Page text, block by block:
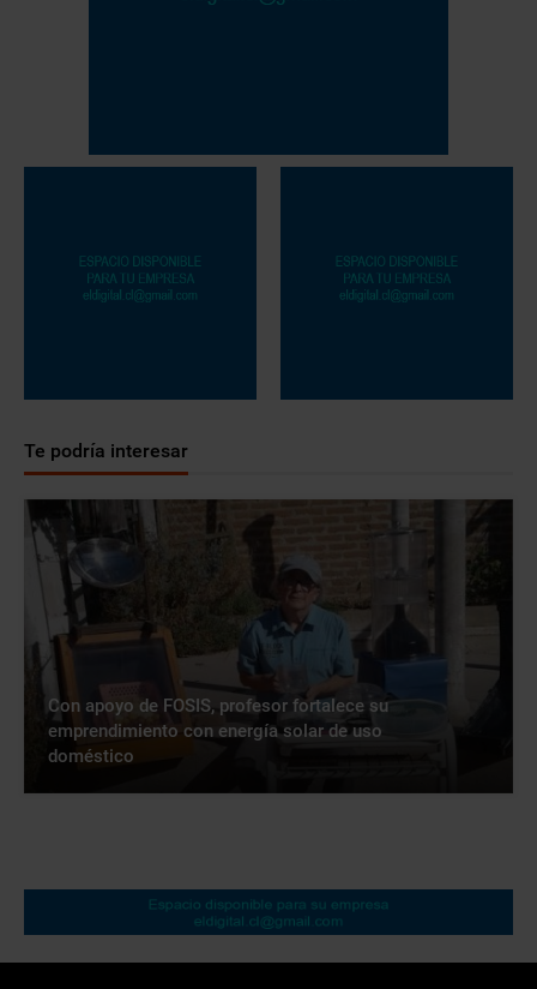
Te podría interesar
Con apoyo de FOSIS, profesor fortalece su
emprendimiento con energía solar de uso
doméstico